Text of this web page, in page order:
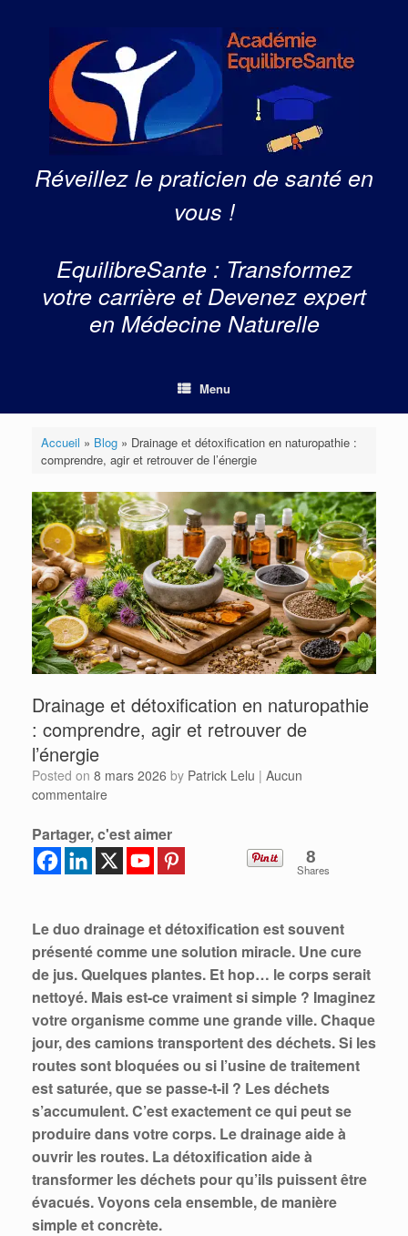
Réveillez le praticien de santé en
vous !
EquilibreSante : Transformez
votre carrière et Devenez expert
en Médecine Naturelle
Menu
Accueil » Blog» Drainage et détoxification en naturopathie :
comprendre, agir et retrouver de l’énergie
Drainage et détoxification en naturopathie
: comprendre, agir et retrouver de
l’énergie
Posted on 8 mars 2026 by Patrick Lelu | Aucun
commentaire
Partager, c'est aimer
8
Shares
Le duo drainage et détoxification est souvent
présenté comme une solution miracle. Une cure
de jus. Quelques plantes. Et hop… le corps serait
nettoyé. Mais est-ce vraiment si simple ? Imaginez
votre organisme comme une grande ville. Chaque
jour, des camions transportent des déchets. Si les
routes sont bloquées ou si l’usine de traitement
est saturée, que se passe-t-il ? Les déchets
s’accumulent. C’est exactement ce qui peut se
produire dans votre corps. Le drainage aide à
ouvrir les routes. La détoxification aide à
transformer les déchets pour qu’ils puissent être
évacués. Voyons cela ensemble, de manière
simple et concrète.